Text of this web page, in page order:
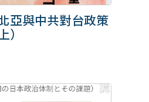
亞與中共對台政策